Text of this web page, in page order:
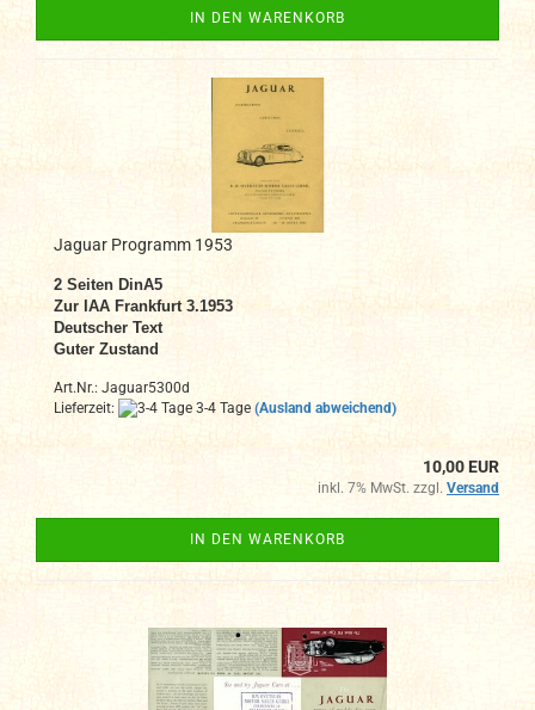
IN DEN WARENKORB
Jaguar Programm 1953
2 Seiten DinA5
Zur IAA Frankfurt 3.1953
Deutscher Text
Guter Zustand
Art.Nr.: Jaguar5300d
Lieferzeit:
3-4 Tage (Ausland abweichend)
10,00 EUR
inkl. 7% MwSt. zzgl. Versand
IN DEN WARENKORB